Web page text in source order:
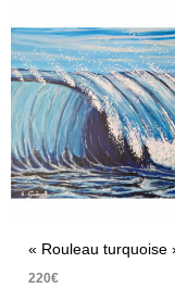
« Rouleau turquoise
220€